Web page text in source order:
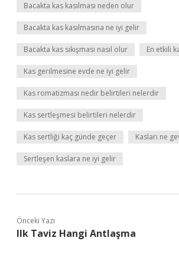
Bacakta kas kasılması neden olur
Bacakta kas kasılmasına ne iyi gelir
Bacakta kas sıkışması nasıl olur En etkili
Kas gerilmesine evde ne iyi gelir
Kas romatizması nedir belirtileri nelerdir
Kas sertleşmesi belirtileri nelerdir
Kas sertliği kaç günde geçer Kasları ne
Sertleşen kaslara ne iyi gelir
Önceki Yazı
Ilk Taviz Hangi Antlaşma